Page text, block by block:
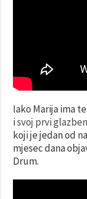
Iako Marija ima
isvoj prvi
koji je jedan od
mjesec dana
Drum.